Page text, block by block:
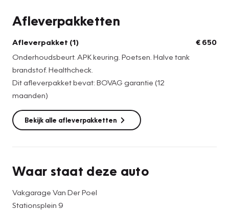
Afleverpakketten
Afleverpakket (1)
Onderhoudsbeurt. APK keuring. Poetsen. Halve tank
brandstof. Healthcheck.
Dit afleverpakket bevat: BOVAG garantie (12
maanden)
€ 650
Bekijk alle afleverpakketten
Waar staat deze auto
Vakgarage Van Der Poel
Stationsplein 9